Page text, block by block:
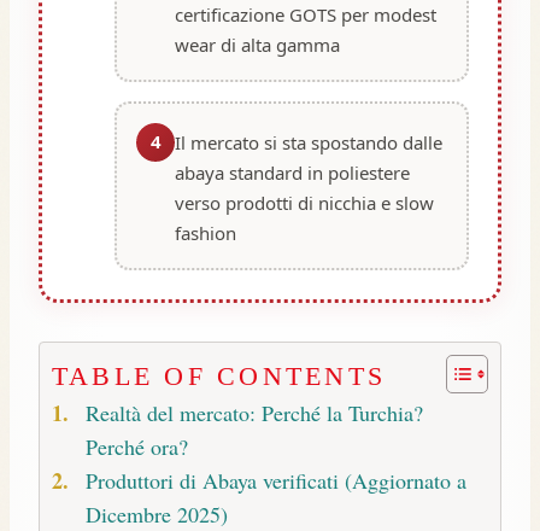
certificazione GOTS per modest
wear di alta gamma
4 Il mercato si sta spostando dalle
abaya standard in poliestere
verso prodotti di nicchia e slow
fashion
TABLE OF CONTENTS
Realtà del mercato: Perché la Turchia?
Perché ora?
Produttori di Abaya verificati (Aggiornato a
Dicembre 2025)